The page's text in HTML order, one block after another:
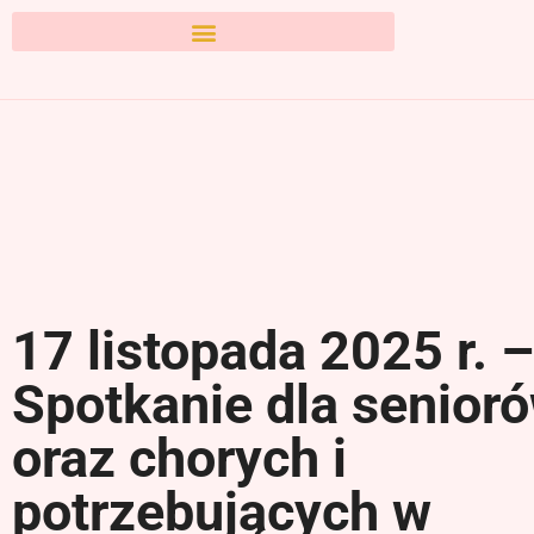
17 listopada 2025 r. –
Spotkanie dla
oraz chorych i
potrzebujących w